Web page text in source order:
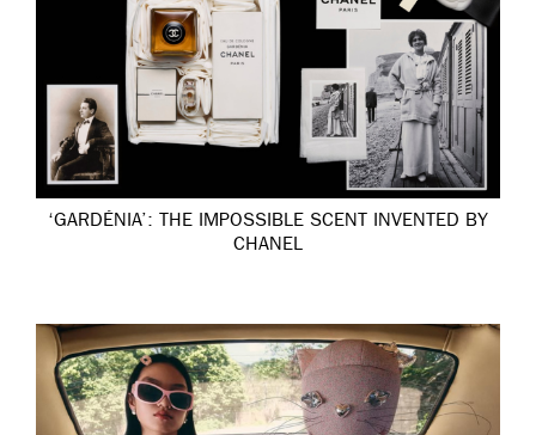
‘GARDÉNIA’: THE IMPOSSIBLE SCENT INVENTED BY
CHANEL